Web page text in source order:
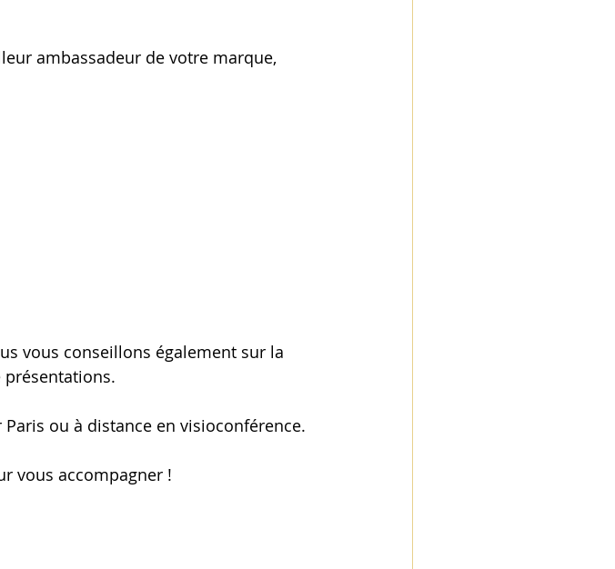
ambassadeur de votre marque,
vous conseillons également sur la
ou à distance en visioconférence.
vous accompagner !